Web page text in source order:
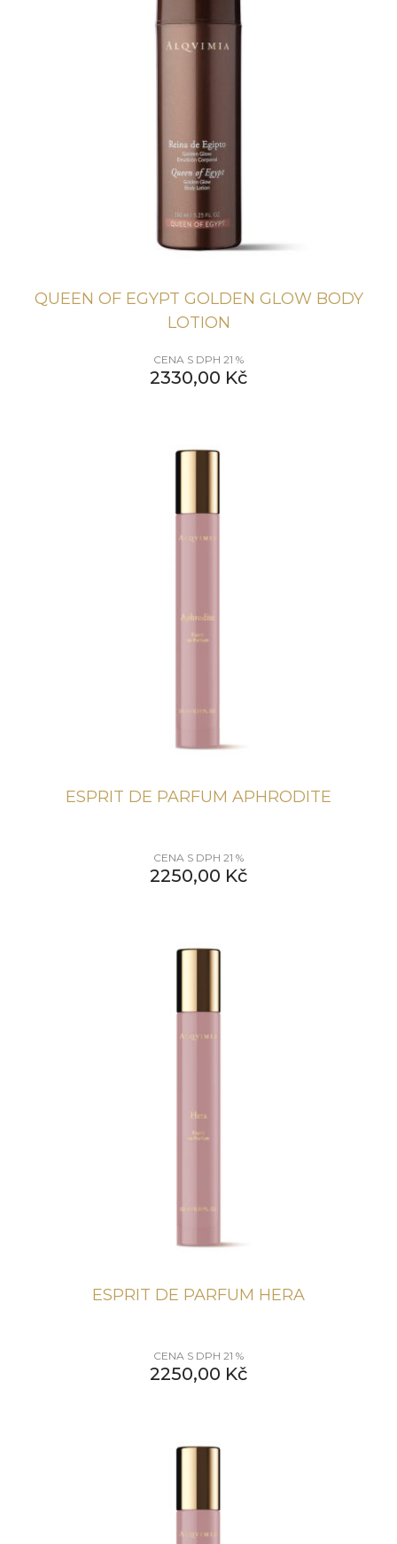
QUEEN OF EGYPT GOLDEN GLOW BODY
LOTION
CENA S DPH 21 %
2330,00 Kč
ESPRIT DE PARFUM APHRODITE
CENA S DPH 21 %
2250,00 Kč
ESPRIT DE PARFUM HERA
CENA S DPH 21 %
2250,00 Kč